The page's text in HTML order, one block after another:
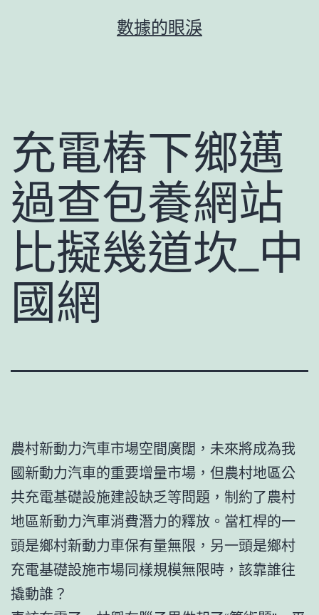
數據的眼淚
充電樁下鄉邁
過查包養網站
比擬幾道坎_中
國網
農村新動力汽車市場空間廣闊，未來將成為我
國新動力汽車的重要增量市場，但農村地區公
共充電基礎設施建設缺乏等問題，制約了農村
地區新動力汽車消費潛力的釋放。當杠桿的一
頭是鄉村新動力車保有量無限，另一頭是鄉村
充電基礎設施市場同樣規模無限時，該靠誰往
撬動誰？